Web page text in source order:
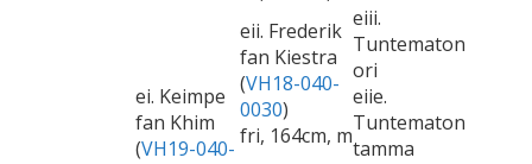
ei. Keimpe
fan Khim
(VH19-040-
eii. Frederik
fan Kiestra
(VH18-040-
0030)
fri, 164cm, m
eiii.
Tuntematon
ori
eiie.
Tuntematon
tamma